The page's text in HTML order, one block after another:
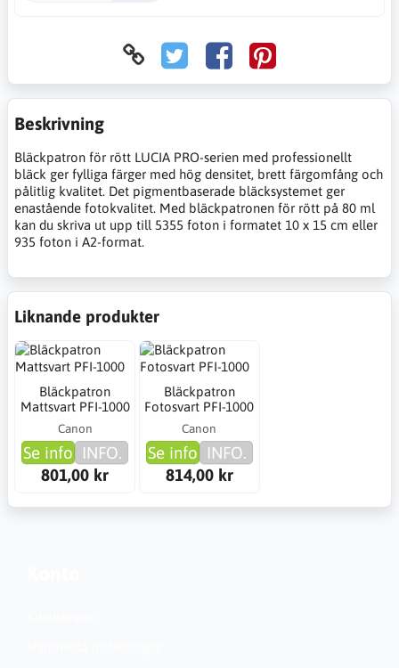
Beskrivning
Bläckpatron för rött LUCIA PRO-serien med professionellt
bläck ger fylliga färger med hög densitet, brett färgomfång och
pålitlig kvalitet. Det pigmentbaserade bläcksystemet ger
enastående fotokvalitet. Med bläckpatronen för rött på 80 ml
kan du skriva ut upp till 5355 foton i formatet 10 x 15 cm eller
935 foton i A2-format.
Liknande produkter
Bläckpatron
Mattsvart PFI-1000
Canon
Se info INFO.
801,00 kr
Bläckpatron
Fotosvart PFI-1000
Canon
Se info INFO.
814,00 kr